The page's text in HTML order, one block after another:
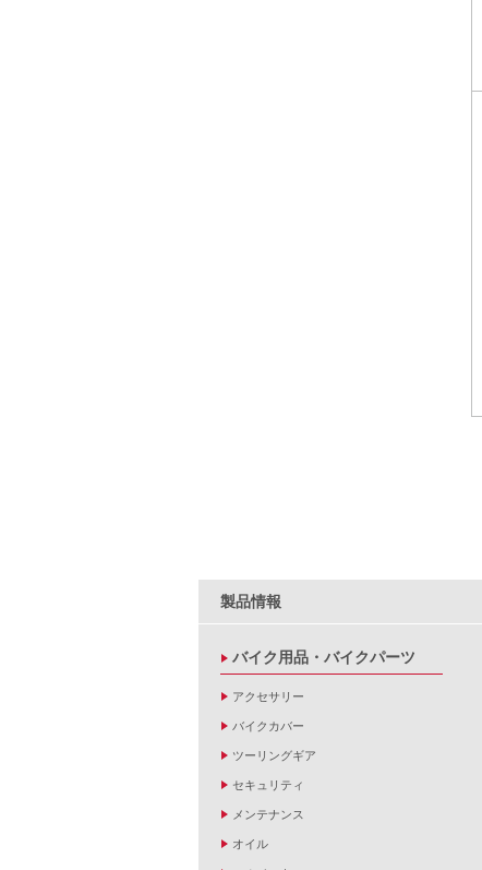
製品情報
バイク用品・バイクパーツ
アクセサリー
バイクカバー
ツーリングギア
セキュリティ
メンテナンス
オイル